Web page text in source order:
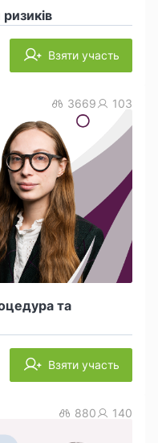
Взяти участь
та
3669 103
Взяти участь
880 140